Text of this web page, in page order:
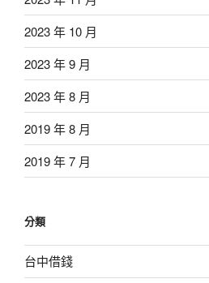
2023 年 10 月
2023 年 9 月
2023 年 8 月
2019 年 8 月
2019 年 7 月
分類
台中借錢